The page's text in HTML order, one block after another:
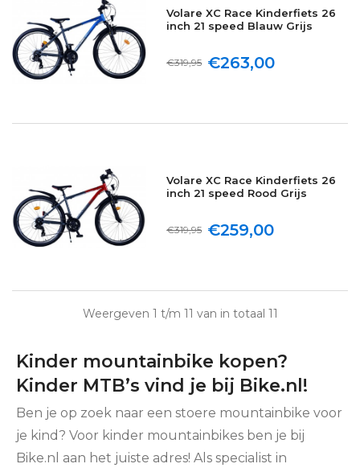
Kinder mountainbike kopen?
Kinder MTB’s vind je bij Bike.nl!
Ben je op zoek naar een stoere mountainbike voor
je kind? Voor kinder mountainbikes ben je bij
Bike.nl aan het juiste adres! Als specialist in
Volare XC Race Kinderfiets 26
inch 21 speed Blauw Grijs
€263,00
€319,95
Volare XC Race Kinderfiets 26
inch 21 speed Rood Grijs
€259,00
€319,95
Weergeven 1 t/m 11 van in totaal 11